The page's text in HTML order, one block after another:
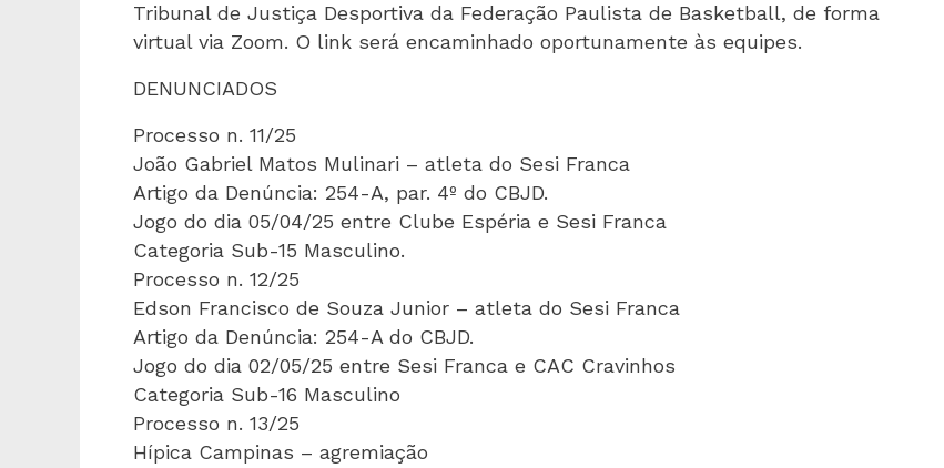
Tribunal de Justiça Desportiva da Federação Paulista de Basketball, de forma
virtual via Zoom. O link será encaminhado oportunamente às equipes.
DENUNCIADOS
Processo n. 11/25
João Gabriel Matos Mulinari – atleta do Sesi Franca
Artigo da Denúncia: 254-A, par. 4º do CBJD.
Jogo do dia 05/04/25 entre Clube Espéria e Sesi Franca
Categoria Sub-15 Masculino.
Processo n. 12/25
Edson Francisco de Souza Junior – atleta do Sesi Franca
Artigo da Denúncia: 254-A do CBJD.
Jogo do dia 02/05/25 entre Sesi Franca e CAC Cravinhos
Categoria Sub-16 Masculino
Processo n. 13/25
Hípica Campinas – agremiação